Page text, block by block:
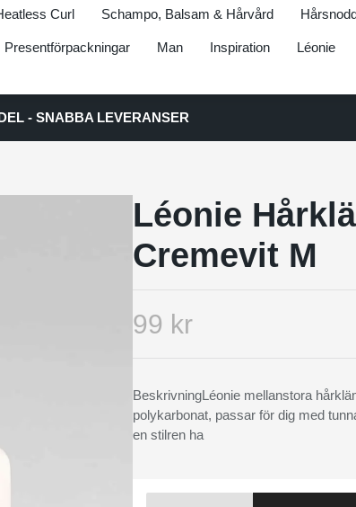
Curl Schampo, Balsam & Hårvård
Presentförpackningar Man Inspiration Léonie
- SNABBA LEVERANSER
Léonie
Cremevit M
99 kr
BeskrivningLéonie mellanstora
polykarbonat, passar för dig med
en stilren ha